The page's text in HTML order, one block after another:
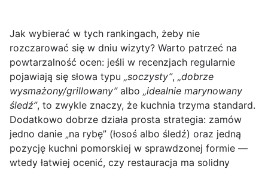
Jak wybierać w tych rankingach, żeby nie
rozczarować się w dniu wizyty? Warto patrzeć na
powtarzalność ocen: jeśli w recenzjach regularnie
pojawiają się słowa typu „soczysty”, „dobrze
wysmażony/grillowany”albo „idealnie marynowany
śledź”, to zwykle znaczy, że kuchnia trzyma standard.
Dodatkowo dobrze działa prosta strategia: zamów
jedno danie „na rybę” (łosoś albo śledź) oraz jedną
pozycję kuchni pomorskiej w sprawdzonej formie —
wtedy łatwiej ocenić, czy restauracja ma solidny